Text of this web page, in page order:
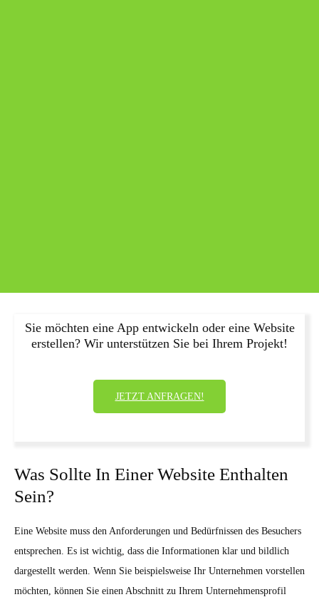
Sie möchten eine App entwickeln oder eine Website
erstellen? Wir unterstützen Sie bei Ihrem Projekt!
JETZT ANFRAGEN!
Was Sollte In Einer Website Enthalten
Sein?
Eine Website muss den Anforderungen und Bedürfnissen des Besuchers
entsprechen. Es ist wichtig, dass die Informationen klar und bildlich
dargestellt werden. Wenn Sie beispielsweise Ihr Unternehmen vorstellen
möchten, können Sie einen Abschnitt zu Ihrem Unternehmensprofil